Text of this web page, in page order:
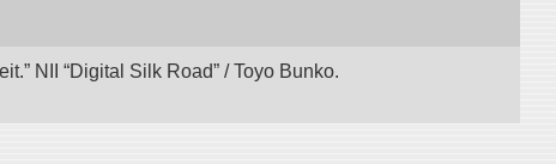
NII “Digital Silk Road” / Toyo Bunko.